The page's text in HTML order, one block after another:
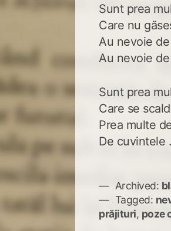
Sunt prea
Care nu
Au nevoie
Au nevoie
Sunt prea
Care se
Prea multe
De cuvintele
Archived:
Tagged:
prăjituri, poze